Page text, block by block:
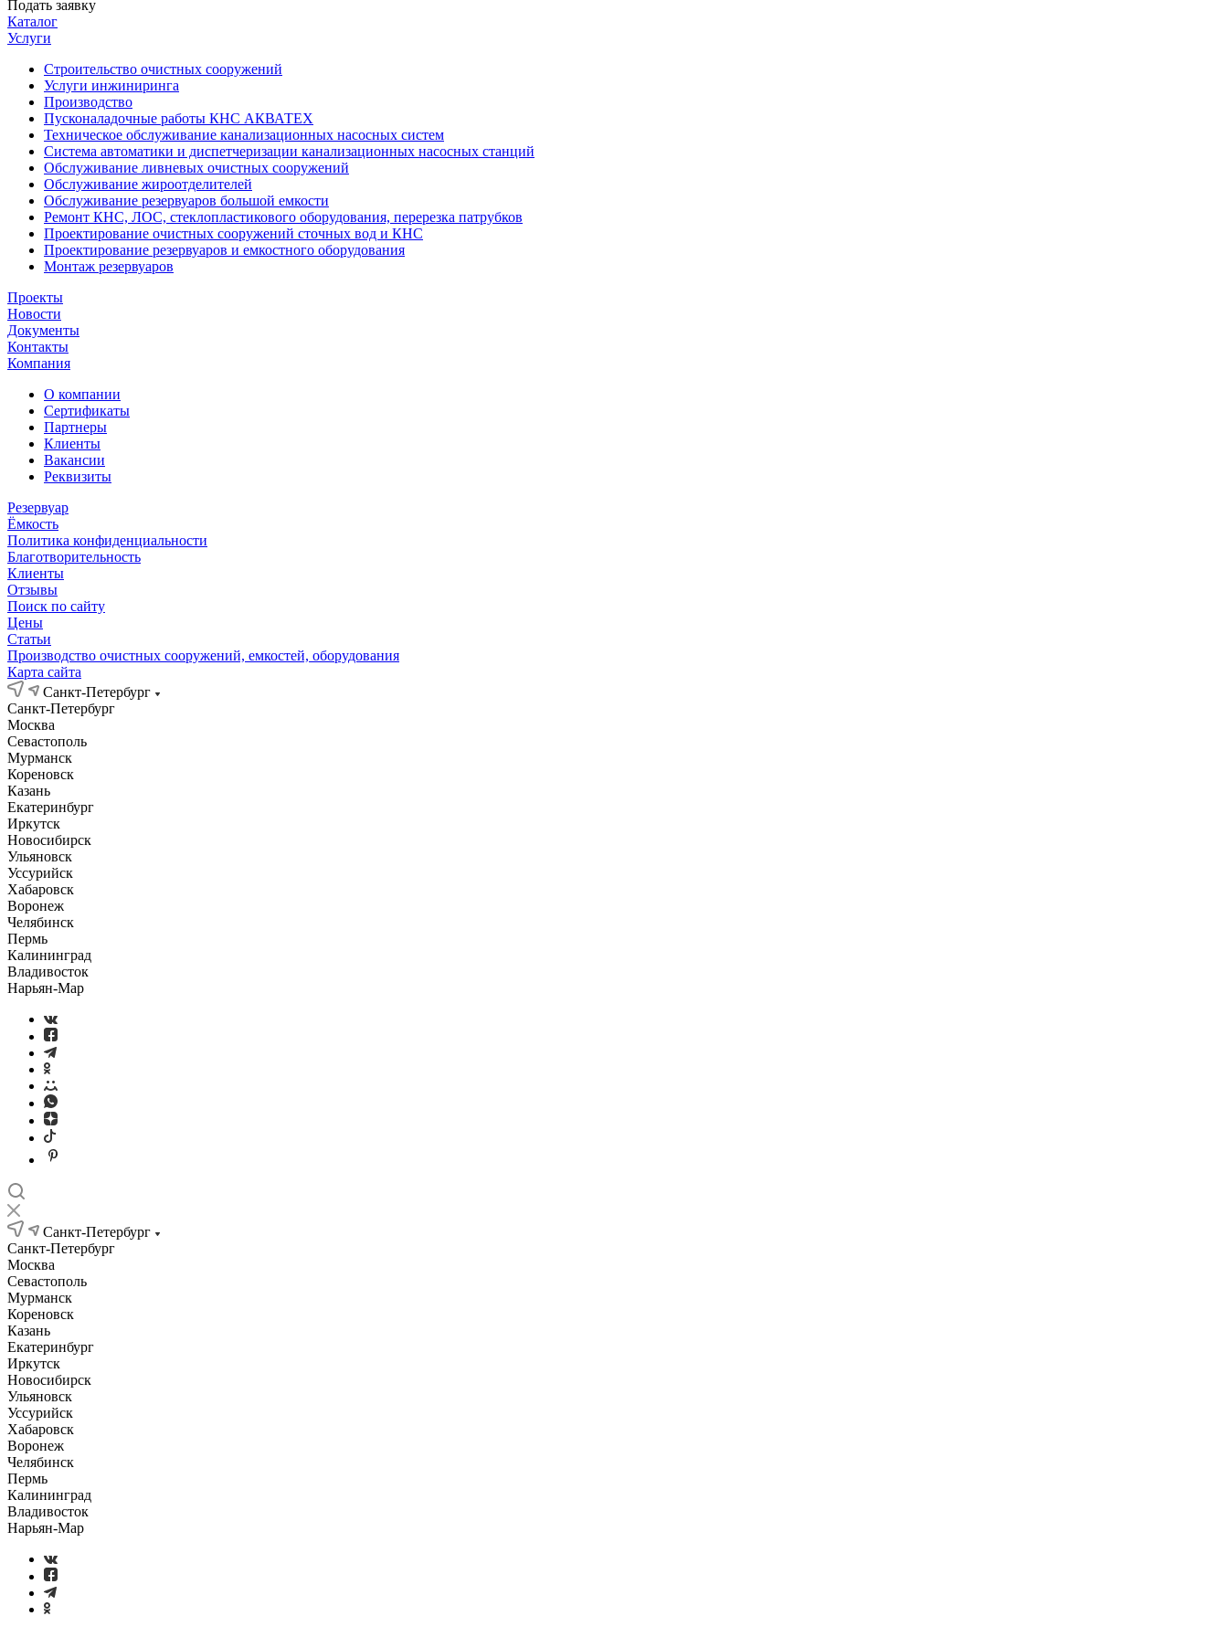
Подать заявку
Каталог
Услуги
Строительство очистных сооружений
Услуги инжиниринга
Производство
Пусконаладочные работы КНС АКВАТЕХ
Техническое обслуживание канализационных насосных систем
Система автоматики и диспетчеризации канализационных насосных станций
Обслуживание ливневых очистных сооружений
Обслуживание жироотделителей
Обслуживание резервуаров большой емкости
Ремонт КНС, ЛОС, стеклопластикового оборудования, перерезка патрубков
Проектирование очистных сооружений сточных вод и КНС
Проектирование резервуаров и емкостного оборудования
Монтаж резервуаров
Проекты
Новости
Документы
Контакты
Компания
О компании
Сертификаты
Партнеры
Клиенты
Вакансии
Реквизиты
Резервуар
Ёмкость
Политика конфиденциальности
Благотворительность
Клиенты
Отзывы
Поиск по сайту
Цены
Статьи
Производство очистных сооружений, емкостей, оборудования
Карта сайта
Санкт-Петербург
Санкт-Петербург
Москва
Севастополь
Мурманск
Кореновск
Казань
Екатеринбург
Иркутск
Новосибирск
Ульяновск
Уссурийск
Хабаровск
Воронеж
Челябинск
Пермь
Калининград
Владивосток
Нарьян-Мар
Санкт-Петербург
Санкт-Петербург
Москва
Севастополь
Мурманск
Кореновск
Казань
Екатеринбург
Иркутск
Новосибирск
Ульяновск
Уссурийск
Хабаровск
Воронеж
Челябинск
Пермь
Калининград
Владивосток
Нарьян-Мар